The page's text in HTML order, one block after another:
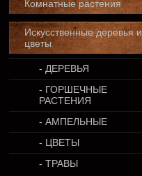
Комнатные растения
Искусственные деревья и
цветы
- ДЕРЕВЬЯ
- ГОРШЕЧНЫЕ
РАСТЕНИЯ
- АМПЕЛЬНЫЕ
- ЦВЕТЫ
- ТРАВЫ